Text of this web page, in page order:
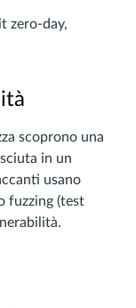
zero-day,
scoprono una
in un
usano
fuzzing (test